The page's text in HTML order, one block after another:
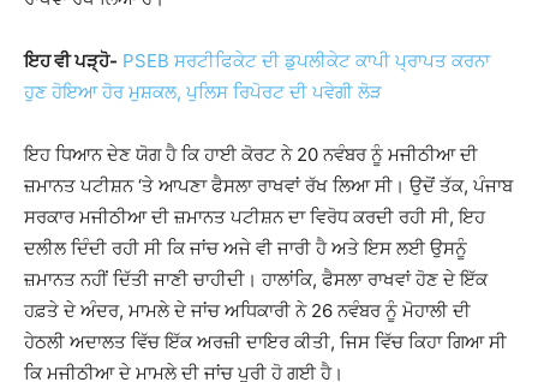
ਇਹ ਵੀ ਪੜ੍ਹੋ- PSEB ਸਰਟੀਫਿਕੇਟ ਦੀ ਡੁਪਲੀਕੇਟ ਕਾਪੀ ਪ੍ਰਾਪਤ ਕਰਨਾ
ਹੁਣ ਹੋਇਆ ਹੋਰ ਮੁਸ਼ਕਲ, ਪੁਲਿਸ ਰਿਪੋਰਟ ਦੀ ਪਵੇਗੀ ਲੋੜ
ਇਹ ਧਿਆਨ ਦੇਣ ਯੋਗ ਹੈ ਕਿ ਹਾਈ ਕੋਰਟ ਨੇ 20 ਨਵੰਬਰ ਨੂੰ ਮਜੀਠੀਆ ਦੀ
ਜ਼ਮਾਨਤ ਪਟੀਸ਼ਨ ‘ਤੇ ਆਪਣਾ ਫੈਸਲਾ ਰਾਖਵਾਂ ਰੱਖ ਲਿਆ ਸੀ। ਉਦੋਂ ਤੱਕ, ਪੰਜਾਬ
ਸਰਕਾਰ ਮਜੀਠੀਆ ਦੀ ਜ਼ਮਾਨਤ ਪਟੀਸ਼ਨ ਦਾ ਵਿਰੋਧ ਕਰਦੀ ਰਹੀ ਸੀ, ਇਹ
ਦਲੀਲ ਦਿੰਦੀ ਰਹੀ ਸੀ ਕਿ ਜਾਂਚ ਅਜੇ ਵੀ ਜਾਰੀ ਹੈ ਅਤੇ ਇਸ ਲਈ ਉਸਨੂੰ
ਜ਼ਮਾਨਤ ਨਹੀਂ ਦਿੱਤੀ ਜਾਣੀ ਚਾਹੀਦੀ। ਹਾਲਾਂਕਿ, ਫੈਸਲਾ ਰਾਖਵਾਂ ਹੋਣ ਦੇ ਇੱਕ
ਹਫ਼ਤੇ ਦੇ ਅੰਦਰ, ਮਾਮਲੇ ਦੇ ਜਾਂਚ ਅਧਿਕਾਰੀ ਨੇ 26 ਨਵੰਬਰ ਨੂੰ ਮੋਹਾਲੀ ਦੀ
ਹੇਠਲੀ ਅਦਾਲਤ ਵਿੱਚ ਇੱਕ ਅਰਜ਼ੀ ਦਾਇਰ ਕੀਤੀ, ਜਿਸ ਵਿੱਚ ਕਿਹਾ ਗਿਆ ਸੀ
ਕਿ ਮਜੀਠੀਆ ਦੇ ਮਾਮਲੇ ਦੀ ਜਾਂਚ ਪੂਰੀ ਹੋ ਗਈ ਹੈ।